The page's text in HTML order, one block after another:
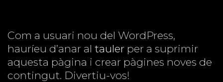
Com a usuari nou del WordPress,
hauríeu d’anar al tauler per a suprimir
aquesta pàgina i crear pàgines noves de
contingut. Divertiu-vos!